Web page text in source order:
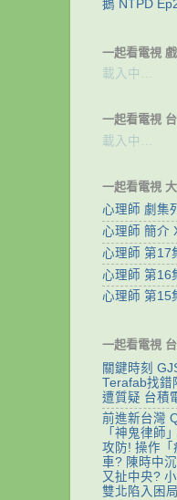
鵝 NTPD
一起看電視
載入中…
一起看電視
載入中…
一起看電視
心理師 劇集
心理師 簡介
心理師 第17
心理師 第16
心理師 第15
一起看電視
關鍵時刻
Terafab找錯
遭質疑 台積
前進新台灣
「神鬼律師
攻防! 操作「
車? 陳時中
又扯中央?
雙北陷入困